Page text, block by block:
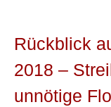
Rückblick
2018 –
unnötige